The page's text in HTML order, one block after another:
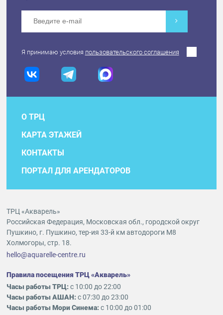
Я принимаю условия пользовательского соглашения
О ТРЦ
КАРТА ЭТАЖЕЙ
КОНТАКТЫ
ПОРТАЛ ДЛЯ АРЕНДАТОРОВ
ТРЦ «Акварель»
Российская Федерация, Московская обл., городской округ
Пушкино, г. Пушкино, тер-ия 33-й км автодороги М8
Холмогоры, стр. 18.
hello@aquarelle-centre.ru
Правила посещения ТРЦ «Акварель»
Часы работы ТРЦ:с 10:00 до 22:00
Часы работы АШАН:с 07:30 до 23:00
Часы работы Мори Синема:с 10:00 до 01:00